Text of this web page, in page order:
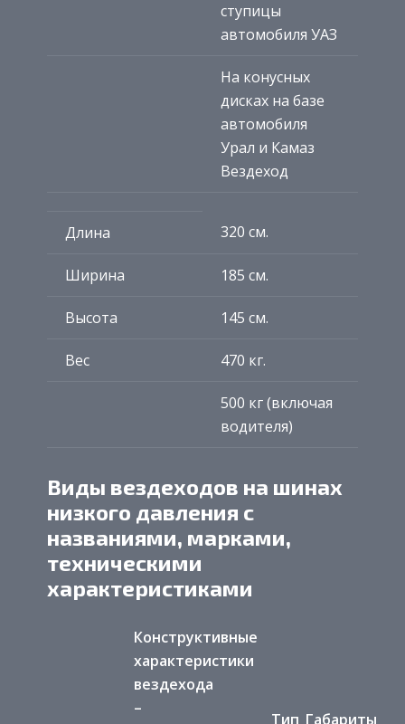
ступицы
автомобиля УАЗ
На конусных
дисках на базе
автомобиля
Урал и Камаз
Вездеход
Длина 320 см.
Ширина 185 см.
Высота 145 см.
Вес 470 кг.
500 кг (включая
водителя)
Виды вездеходов на шинах
низкого давления с
названиями, марками,
техническими
характеристиками
Конструктивные
характеристики
вездехода
–
Тип Габариты